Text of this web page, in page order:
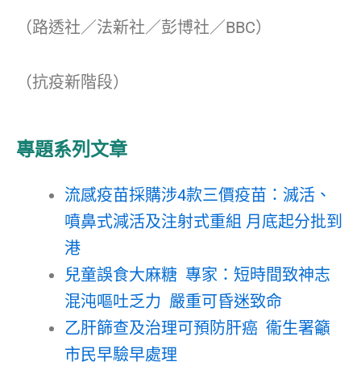
（路透社／法新社／彭博社／BBC）
（抗疫新階段）
專題系列文章
流感疫苗採購涉4款三價疫苗：滅活、
噴鼻式減活及注射式重組 月底起分批到
港
兒童誤食大麻糖 專家：短時間致神志
混沌嘔吐乏力 嚴重可昏迷致命
乙肝篩查及治理可預防肝癌 衞生署籲
市民早驗早處理